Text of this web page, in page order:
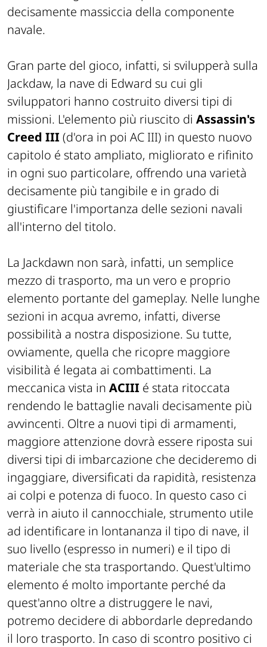
decisamente massiccia della componente
navale.
Gran parte del gioco, infatti, si svilupperà sulla
Jackdaw, la nave di Edward su cui gli
sviluppatori hanno costruito diversi tipi di
missioni. L'elemento più riuscito di Assassin's
Creed III(d'ora in poi AC III) in questo nuovo
capitolo é stato ampliato, migliorato e rifinito
in ogni suo particolare, offrendo una varietà
decisamente più tangibile e in grado di
giustificare l'importanza delle sezioni navali
all'interno del titolo.
La Jackdawn non sarà, infatti, un semplice
mezzo di trasporto, ma un vero e proprio
elemento portante del gameplay. Nelle lunghe
sezioni in acqua avremo, infatti, diverse
possibilità a nostra disposizione. Su tutte,
ovviamente, quella che ricopre maggiore
visibilità é legata ai combattimenti. La
meccanica vista in ACIII é stata ritoccata
rendendo le battaglie navali decisamente più
avvincenti. Oltre a nuovi tipi di armamenti,
maggiore attenzione dovrà essere riposta sui
diversi tipi di imbarcazione che decideremo di
ingaggiare, diversificati da rapidità, resistenza
ai colpi e potenza di fuoco. In questo caso ci
verrà in aiuto il cannocchiale, strumento utile
ad identificare in lontananza il tipo di nave, il
suo livello (espresso in numeri) e il tipo di
materiale che sta trasportando. Quest'ultimo
elemento é molto importante perché da
quest'anno oltre a distruggere le navi,
potremo decidere di abbordarle depredando
il loro trasporto. In caso di scontro positivo ci